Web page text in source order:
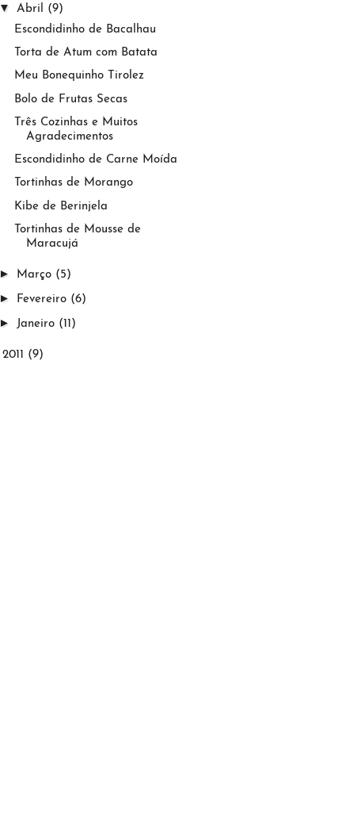
▼ Abril (9)
Escondidinho de Bacalhau
Torta de Atum com Batata
Meu Bonequinho Tirolez
Bolo de Frutas Secas
Três Cozinhas e Muitos
Agradecimentos
Escondidinho de Carne Moída
Tortinhas de Morango
Kibe de Berinjela
Tortinhas de Mousse de
Maracujá
► Março (5)
► Fevereiro (6)
► Janeiro (11)
2011 (9)